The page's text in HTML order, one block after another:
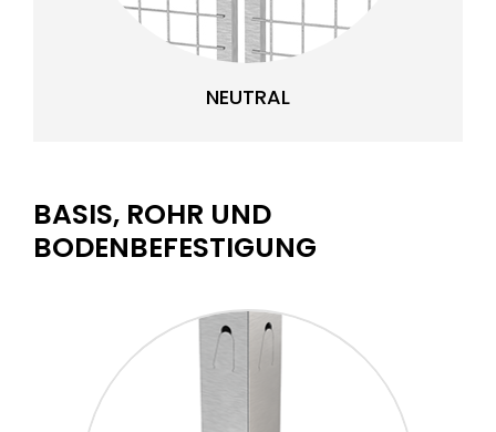
NEUTRAL
BASIS, ROHR UND
BODENBEFESTIGUNG